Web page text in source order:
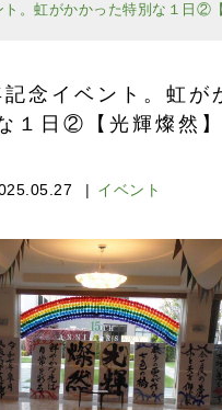
。虹がかかった特別な１日②
念イベント。虹が
１日②【光輝燦然】
イベント